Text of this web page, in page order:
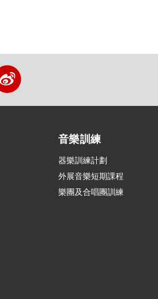
音樂訓練
器樂訓練計劃
外展音樂短期課程
樂團及合唱團訓練